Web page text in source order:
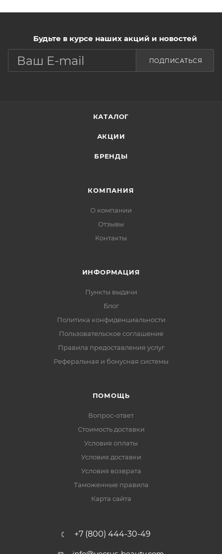
Будьте в курсе наших акций и новостей
ПОДПИСАТЬСЯ
КАТАЛОГ
АКЦИИ
БРЕНДЫ
КОМПАНИЯ
О компании
Отзывы
Контакты
ИНФОРМАЦИЯ
Пункты выдачи
Блог
Политика конфиденциальности
Пользовательское соглашение
Правила предоставления услуг
Реферальная и бонусная системы
ПОМОЩЬ
Вопрос-ответ
Стоимость доставки
Условия оплаты
Условия доставки
Условия возврата
Таможенные правила
Карта сайта
+7 (800) 444-30-49